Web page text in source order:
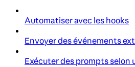
Automatiser avec les hooks
Envoyer des événements
Exécuter des prompts selon